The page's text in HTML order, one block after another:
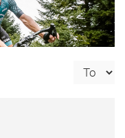
Affichage